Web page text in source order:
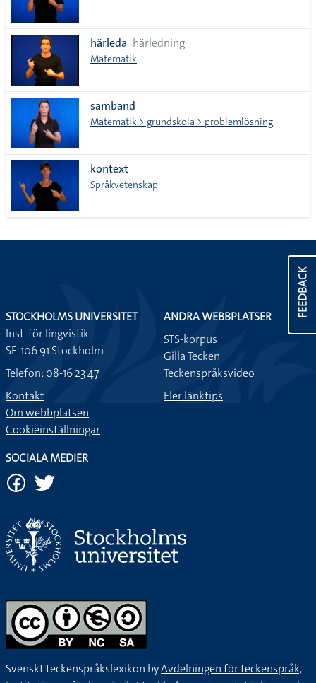
härleda härledning
Matematik
samband
Matematik > grundskola > problemlösning
kontext
Språkvetenskap
FEEDBACK
STOCKHOLMS UNIVERSITET
Inst. för lingvistik
SE-106 91 Stockholm
Telefon: 08-16 23 47
Kontakt
Om webbplatsen
Cookieinställningar
ANDRA WEBBPLATSER
STS-korpus
Gilla Tecken
Teckenspråksvideo
Fler länktips
SOCIALA MEDIER
Svenskt teckenspråkslexikon byAvdelningen för teckenspråk,